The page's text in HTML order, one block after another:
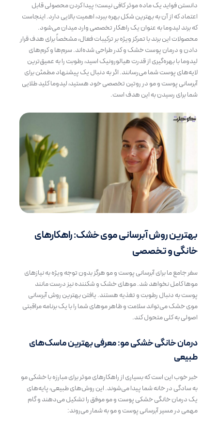
دانستن فواید یک ماده موثر کافی نیست؛ پیدا کردن محصولی قابل
اعتماد که از آن به بهترین شکل بهره ببرد، اهمیت بالایی دارد. اینجاست
که برند لیدوما به عنوان یک راهکار تخصصی وارد میدان می‌شود.
محصولات این برند با تمرکز ویژه بر ترکیبات فعال، مشخصاً برای هدف قرار
دادن و درمان پوست خشک و کدر طراحی شده‌اند. سرم‌ها و کرم‌های
لیدوما با بهره‌گیری از قدرت هیالورونیک اسید، رطوبت را به عمیق‌ترین
لایه‌های پوست شما می‌رسانند. اگر به دنبال یک پیشنهاد مطمئن برای
آبرسانی پوست و مو در روتین تخصصی خود هستید،لیدوماکلید طلایی
شما برای رسیدن به این هدف است.
بهترین روش آبرسانی موی خشک: راهکارهای
خانگی و تخصصی
سفر جامع ما برای آبرسانی پوست و مو هرگز بدون توجه ویژه به نیازهای
موها کامل نخواهد شد. موهای خشک و شکننده نیز درست مانند
پوست به دنبال رطوبت و تغذیه هستند. یافتن بهترین روش آبرسانی
موی خشک می‌تواند سلامت و ظاهر موهای شما را با یک برنامه مراقبتی
اصولی به کلی متحول کند.
درمان خانگی خشکی مو: معرفی بهترین ماسک‌های
طبیعی
خبر خوب این است که بسیاری از راهکارهای موثر برای مبارزه با خشکی مو
به سادگی در خانه شما پیدا می‌شوند. این روش‌های طبیعی، پایه‌های
یک درمان خانگی خشکی پوست و مو موفق را تشکیل می‌دهند و گام
مهمی در مسیر آبرسانی پوست و مو به شمار می‌روند: